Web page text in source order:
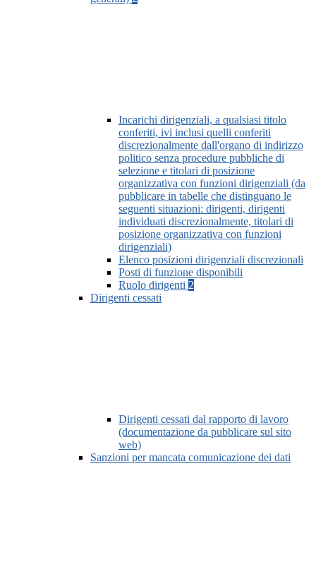
Incarichi dirigenziali, a qualsiasi titolo
conferiti, ivi inclusi quelli conferiti
discrezionalmente dall'organo di indirizzo
politico senza procedure pubbliche di
selezione e titolari di posizione
organizzativa con funzioni dirigenziali (da
pubblicare in tabelle che distinguano le
seguenti situazioni: dirigenti, dirigenti
individuati discrezionalmente, titolari di
posizione organizzativa con funzioni
dirigenziali)
Elenco posizioni dirigenziali discrezionali
Posti di funzione disponibili
Ruolo dirigenti 2
Dirigenti cessati
Dirigenti cessati dal rapporto di lavoro
(documentazione da pubblicare sul sito
web)
Sanzioni per mancata comunicazione dei dati